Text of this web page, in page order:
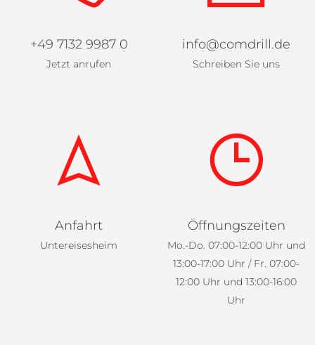
+49 7132 9987 0
Jetzt anrufen
info@comdrill.de
Schreiben Sie uns
Anfahrt
Untereisesheim
Öffnungszeiten
Mo.-Do. 07:00-12:00 Uhr und
13:00-17:00 Uhr / Fr. 07:00-
12:00 Uhr und 13:00-16:00
Uhr